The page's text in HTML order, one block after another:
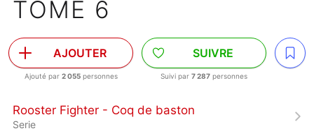
TOME 6
AJOUTER
Ajouté par 2 055personnes
SUIVRE
Suivi par 7 287 personnes
Rooster Fighter - Coq de baston
Serie